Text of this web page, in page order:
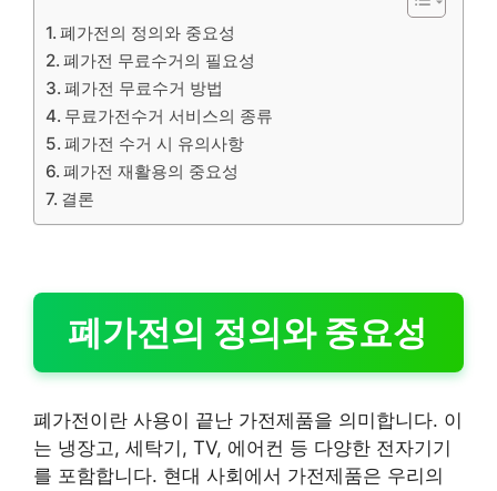
폐가전의 정의와 중요성
폐가전 무료수거의 필요성
폐가전 무료수거 방법
무료가전수거 서비스의 종류
폐가전 수거 시 유의사항
폐가전 재활용의 중요성
결론
폐가전의 정의와 중요성
폐가전이란 사용이 끝난 가전제품을 의미합니다. 이
는 냉장고, 세탁기, TV, 에어컨 등 다양한 전자기기
를 포함합니다. 현대 사회에서 가전제품은 우리의